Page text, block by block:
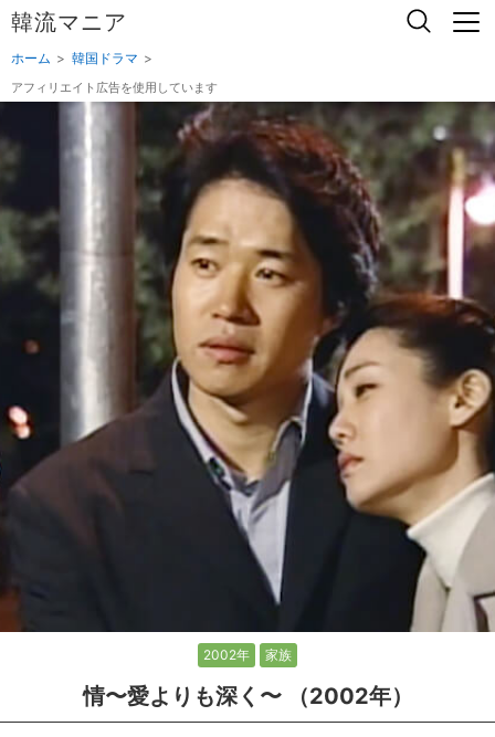
韓流マニア
ホーム 韓国ドラマ
アフィリエイト広告を使用しています
2002年 家族
情〜愛よりも深く〜 （2002年）